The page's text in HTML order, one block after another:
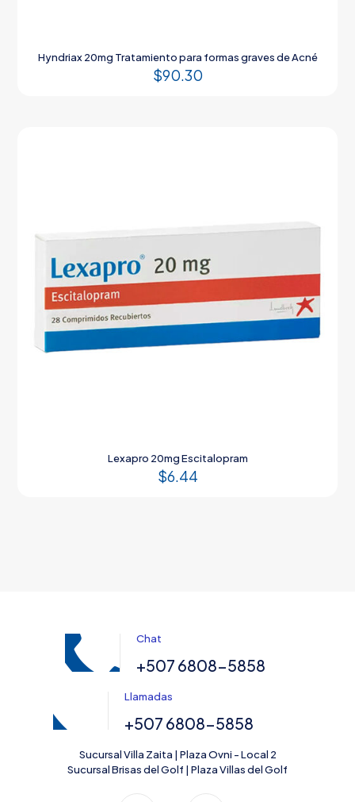
Hyndriax 20mg Tratamiento para formas graves de Acné
$90.30
Lexapro 20mg Escitalopram
$6.44
Chat
+507 6808-5858
Llamadas
+507 6808-5858
Sucursal Villa Zaita | Plaza Ovni - Local 2
Sucursal Brisas del Golf | Plaza Villas del Golf